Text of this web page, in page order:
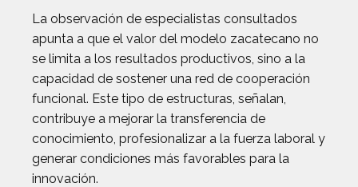
La observación de especialistas consultados
apunta a que el valor del modelo zacatecano no
se limita a los resultados productivos, sino a la
capacidad de sostener una red de cooperación
funcional. Este tipo de estructuras, señalan,
contribuye a mejorar la transferencia de
conocimiento, profesionalizar a la fuerza laboral y
generar condiciones más favorables para la
innovación.